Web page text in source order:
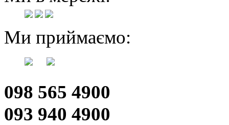
Ми приймаємо:
098 565 4900
093 940 4900